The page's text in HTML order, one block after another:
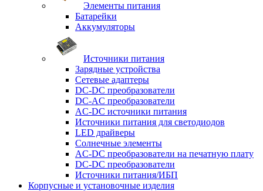
Элементы питания
Батарейки
Аккумуляторы
Источники питания
Зарядные устройства
Сетевые адаптеры
DC-DC преобразователи
DC-AC преобразователи
AC-DC источники питания
Источники питания для светодиодов
LED драйверы
Солнечные элементы
AC-DC преобразователи на печатную плату
DC-DC преобразователи
Источники питания/ИБП
Корпусные и установочные изделия